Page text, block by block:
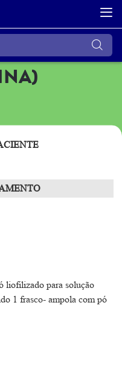
liofilizado para solução
1 frasco- ampola com pó